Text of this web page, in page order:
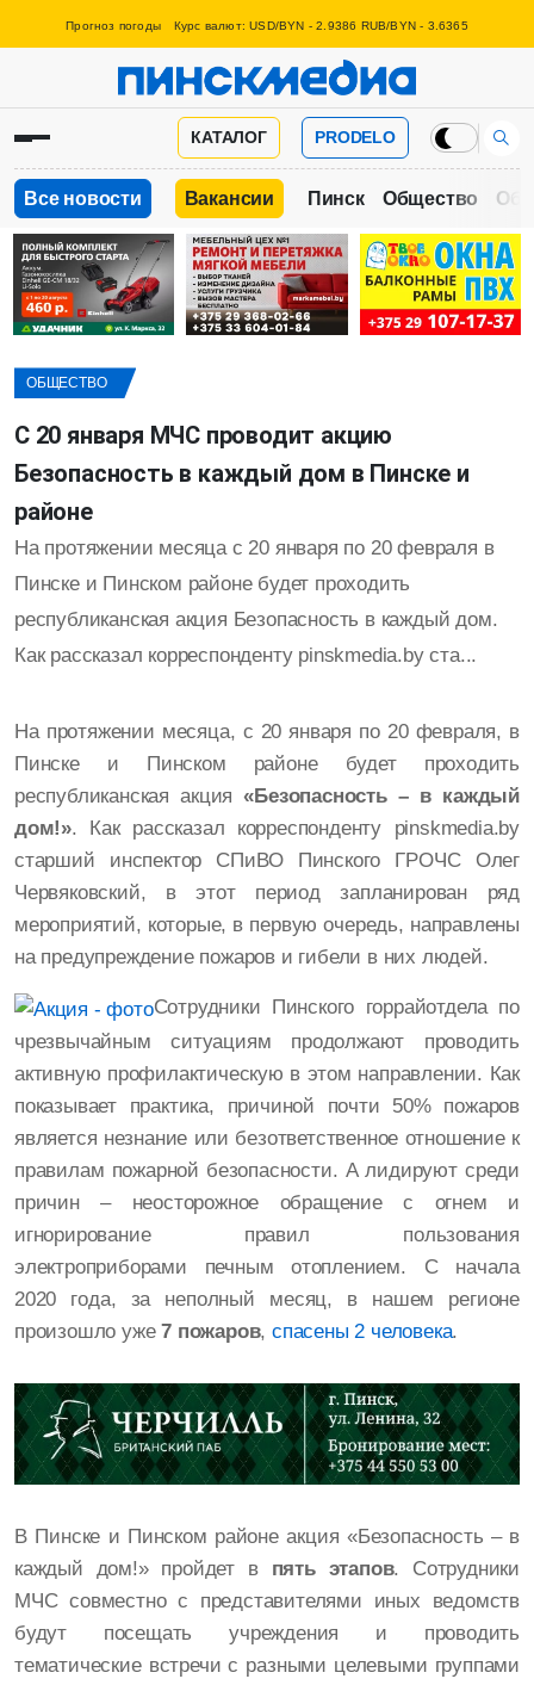
Прогноз погоды Курс валют: USD/BYN - 2.9386 RUB/BYN - 3.6365
КАТАЛОГ PRODELO
Все новости Вакансии Пинск Общество
ОБЩЕСТВО
С 20 января МЧС проводит акцию
Безопасность в каждый дом в Пинске и
районе
На протяжении месяца с 20 января по 20 февраля в
Пинске и Пинском районе будет проходить
республиканская акция Безопасность в каждый дом.
Как рассказал корреспонденту pinskmedia.by cта...
На протяжении месяца, с 20 января по 20 февраля, в
Пинске и Пинском районе будет проходить
республиканская акция«Безопасность – в каждый
дом!». Как рассказал корреспонденту pinskmedia.by
cтарший инспектор СПиВО Пинского ГРОЧС Олег
Червяковский, в этот период запланирован ряд
мероприятий, которые, в первую очередь, направлены
на предупреждение пожаров и гибели в них людей.
Сотрудники Пинского горрайотдела по
чрезвычайным ситуациям продолжают проводить
активную профилактическую в этом направлении. Как
показывает практика, причиной почти 50% пожаров
является незнание или безответственное отношение к
правилам пожарной безопасности. А лидируют среди
причин – неосторожное обращение с огнем и
игнорирование правил пользования
электроприборами печным отоплением. С начала
2020 года, за неполный месяц, в нашем регионе
произошло уже7 пожаров, спасены 2 человека.
В Пинске и Пинском районе акция «Безопасность – в
каждый дом!» пройдет в пять этапов. Сотрудники
МЧС совместно с представителями иных ведомств
будут посещать учреждения и проводить
тематические встречи с разными целевыми группами